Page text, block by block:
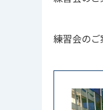
練習会の